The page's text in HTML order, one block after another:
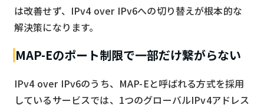
は改善せず、IPv4 over IPv6への切り替えが根本的な
解決策になります。
MAP-Eのポート制限で一部だけ繋がらない
IPv4 over IPv6のうち、MAP-Eと呼ばれる方式を採用
しているサービスでは、1つのグローバルIPv4アドレス